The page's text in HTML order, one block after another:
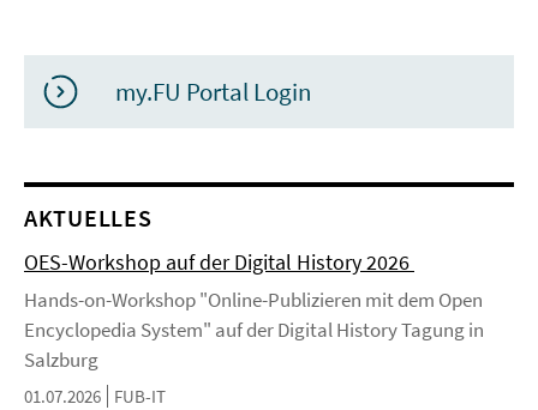
my.FU Portal Login
AKTUELLES
OES-Workshop auf der Digital History 2026
Hands-on-Workshop "Online-Publizieren mit dem Open
Encyclopedia System" auf der Digital History Tagung in
Salzburg
01.07.2026 FUB-IT